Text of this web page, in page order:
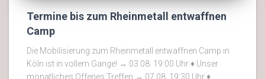
Termine bis zum Rheinmetall entwaffnen
Camp
Die Mobilisierung zum Rheinmetall entwaffnen Camp in
Köln ist in vollem Gange! → 03.08. 19:00 Uhr ♦ Unser
monatliches Offenes Treffen → 07.08. 19:30 Uhr ♦